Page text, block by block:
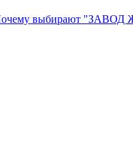
выбирают "ЗАВОД